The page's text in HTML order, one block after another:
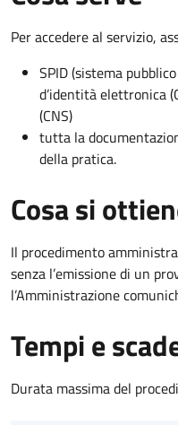
Per accedere al servizio,
SPID (sistema
d’identità elettronica
(CNS)
tutta la
della pratica.
Cosa si
Il procedimento
senza l’emissione di un
l’Amministrazione
Tempi e
Durata massima del